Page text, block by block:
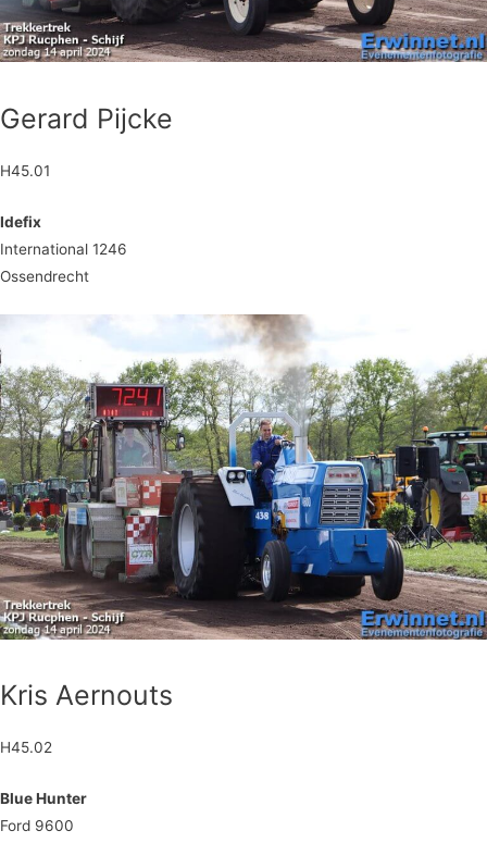
Gerard Pijcke
H45.01
Idefix
International 1246
Ossendrecht
Kris Aernouts
H45.02
Blue Hunter
Ford 9600